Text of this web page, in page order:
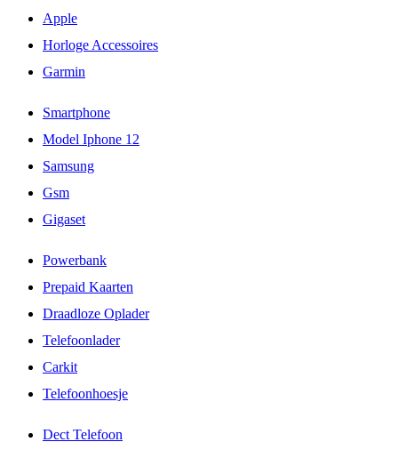
Apple
Horloge Accessoires
Garmin
Smartphone
Model Iphone 12
Samsung
Gsm
Gigaset
Powerbank
Prepaid Kaarten
Draadloze Oplader
Telefoonlader
Carkit
Telefoonhoesje
Dect Telefoon